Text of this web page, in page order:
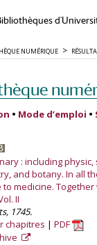
NUMÉRIQUE
• Mode d’emploi •
: including physic,
and botany. In all
medicine. Together
II
1745.
chapitres
PDF